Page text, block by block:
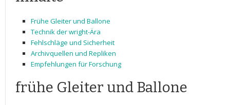
Frühe Gleiter und Ballone
Technik der wright-Ära
Fehlschläge​ und Sicherheit
Archivquellen und Repliken
Empfehlungen für ⁣Forschung
frühe Gleiter ⁤und ‌Ballone